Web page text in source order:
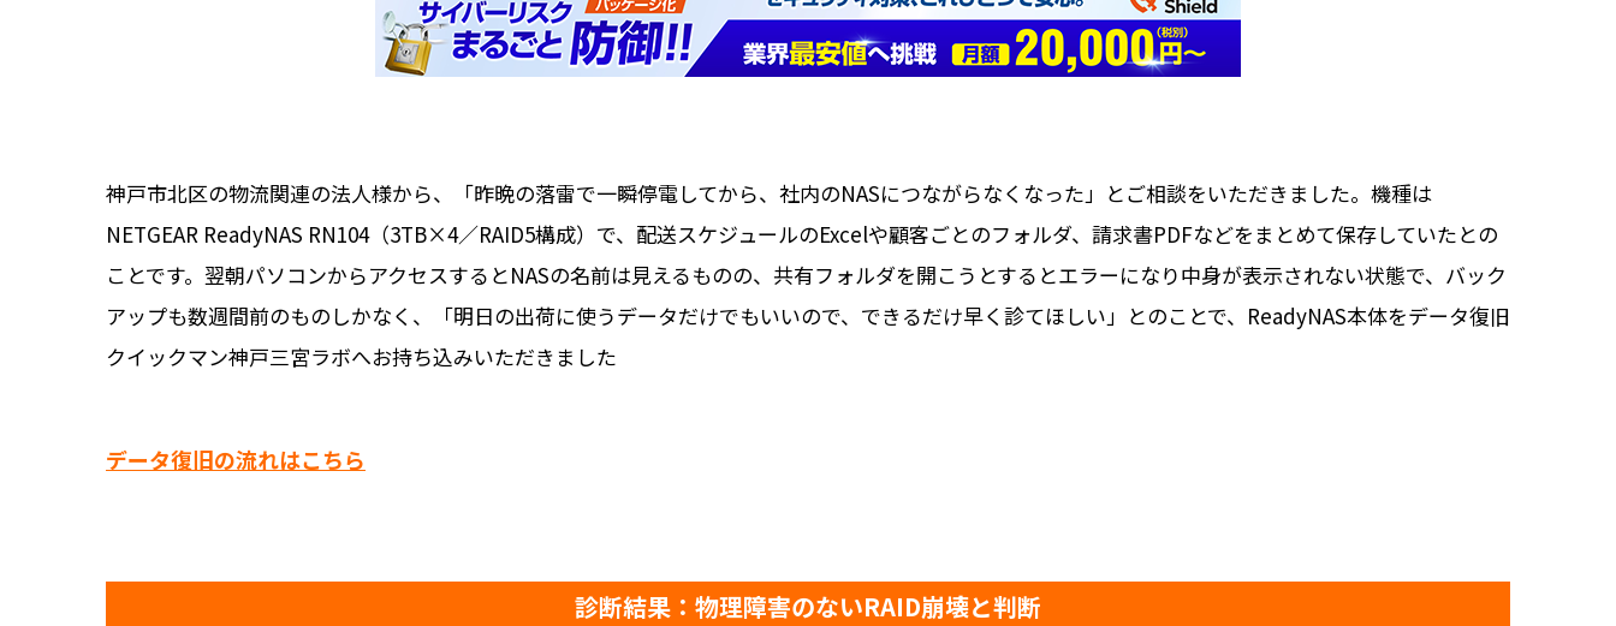
神戸市北区の物流関連の法人様から、「昨晩の落雷で一瞬停電してから、社内のNASにつながらなくなった」とご相談をいただきました。機種は
NETGEAR ReadyNAS RN104（3TB×4／RAID5構成）で、配送スケジュールのExcelや顧客ごとのフォルダ、請求書PDFなどをまとめて保存していたとの
ことです。翌朝パソコンからアクセスするとNASの名前は見えるものの、共有フォルダを開こうとするとエラーになり中身が表示されない状態で、バック
アップも数週間前のものしかなく、「明日の出荷に使うデータだけでもいいので、できるだけ早く診てほしい」とのことで、ReadyNAS本体をデータ復旧
クイックマン神戸三宮ラボへお持ち込みいただきました
データ復旧の流れはこちら
診断結果：物理障害のないRAID崩壊と判断